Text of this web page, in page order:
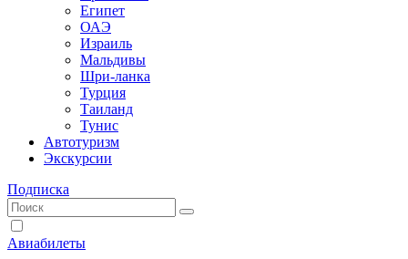
Египет
ОАЭ
Израиль
Мальдивы
Шри-ланка
Турция
Таиланд
Тунис
Автотуризм
Экскурсии
Подписка
Авиабилеты